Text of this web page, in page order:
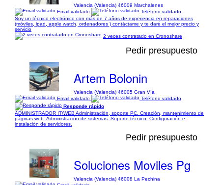
Valencia (Valencia) 46009 Marchalenes
Email validado
Teléfono validado
Soy un técnico electrónico con más de 7 años de experiencia en reparaciones
(móviles, ipad, apple watch, ordenadores ) contáctame y te daré el mejor precio y
servicio
2 veces contratado en Cronoshare
Pedir presupuesto
Artem Bolonin
Valencia (Valencia) 46005 Gran Vía
Email validado
Teléfono validado
Responde rápido
ADMINISTRADOR IT/WEB Administración, soporte PC. Creación, mantenimiento de
páginas web. Administración de sistemas. Soporte técnico. Configuración e
instalación de servidores.
Pedir presupuesto
Soluciones Moviles Pg
Valencia (Valencia) 46008 La Pechina